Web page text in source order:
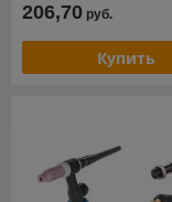
206,70 руб.
Купить